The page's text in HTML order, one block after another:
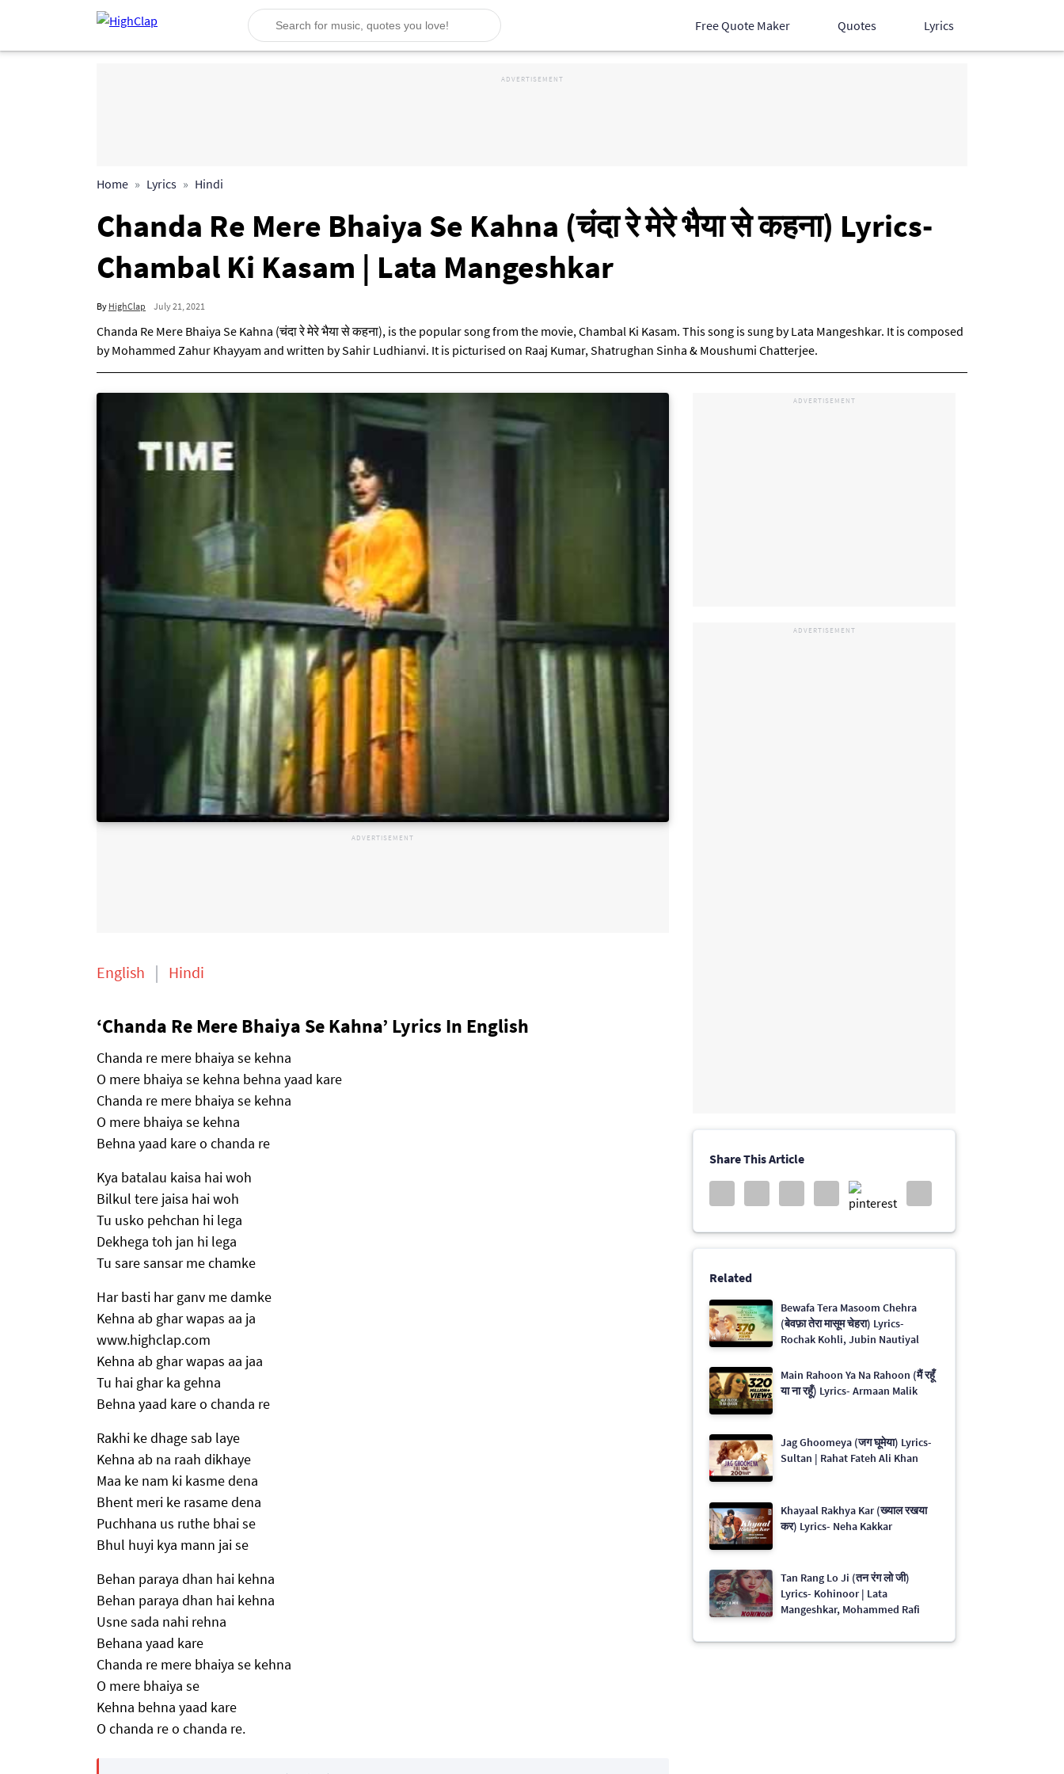
Free Quote Maker Quotes Lyrics
Home Lyrics Hindi
Chanda Re Mere Bhaiya Se Kahna (चंदा रे मेरे भैया से कहना) Lyrics-
Chambal Ki Kasam | Lata Mangeshkar
By HighClap July 21, 2021
Chanda Re Mere Bhaiya Se Kahna (चंदा रे मेरे भैया से कहना), is the popular song from the movie, Chambal Ki Kasam. This song is sung by Lata Mangeshkar. It is composed
by Mohammed Zahur Khayyam and written by Sahir Ludhianvi. It is picturised on Raaj Kumar, Shatrughan Sinha & Moushumi Chatterjee.
English Hindi
‘Chanda Re Mere Bhaiya Se Kahna’ Lyrics In English
Chanda re mere bhaiya se kehna
O mere bhaiya se kehna behna yaad kare
Chanda re mere bhaiya se kehna
O mere bhaiya se kehna
Behna yaad kare o chanda re
Kya batalau kaisa hai woh
Bilkul tere jaisa hai woh
Tu usko pehchan hi lega
Dekhega toh jan hi lega
Tu sare sansar me chamke
Har basti har ganv me damke
Kehna ab ghar wapas aa ja
www.highclap.com
Kehna ab ghar wapas aa jaa
Tu hai ghar ka gehna
Behna yaad kare o chanda re
Rakhi ke dhage sab laye
Kehna ab na raah dikhaye
Maa ke nam ki kasme dena
Bhent meri ke rasame dena
Puchhana us ruthe bhai se
Bhul huyi kya mann jai se
Behan paraya dhan hai kehna
Behan paraya dhan hai kehna
Usne sada nahi rehna
Behana yaad kare
Chanda re mere bhaiya se kehna
O mere bhaiya se
Kehna behna yaad kare
O chanda re o chanda re.
Share This Article
Related
Bewafa Tera Masoom Chehra
(बेवफ़ा तेरा मासूम चेहरा) Lyrics-
Rochak Kohli, Jubin Nautiyal
Main Rahoon Ya Na Rahoon (मैं रहूँ
या ना रहूँ) Lyrics- Armaan Malik
Jag Ghoomeya (जग घूमेया) Lyrics-
Sultan | Rahat Fateh Ali Khan
Khayaal Rakhya Kar (ख्याल रखया
कर) Lyrics- Neha Kakkar
Tan Rang Lo Ji (तन रंग लो जी)
Lyrics- Kohinoor | Lata
Mangeshkar, Mohammed Rafi